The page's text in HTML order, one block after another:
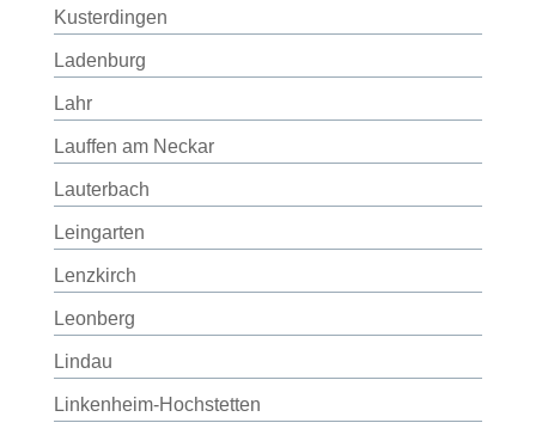
Kusterdingen
Ladenburg
Lahr
Lauffen am Neckar
Lauterbach
Leingarten
Lenzkirch
Leonberg
Lindau
Linkenheim-Hochstetten